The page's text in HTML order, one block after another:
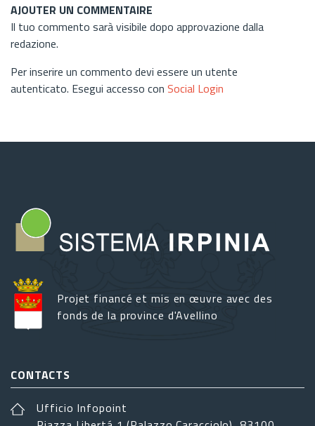
AJOUTER UN COMMENTAIRE
Il tuo commento sarà visibile dopo approvazione dalla
redazione.
Per inserire un commento devi essere un utente
autenticato. Esegui accesso con Social Login
Projet financé et mis en œuvre avec des
fonds de la province d'Avellino
CONTACTS
Ufficio Infopoint